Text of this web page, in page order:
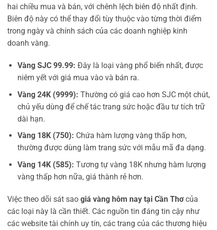
hai chiều mua và bán, với chênh lệch biên độ nhất định.
Biên độ này có thể thay đổi tùy thuộc vào từng thời điểm
trong ngày và chính sách của các doanh nghiệp kinh
doanh vàng.
Vàng SJC 99.99: Đây là loại vàng phổ biến nhất, được
niêm yết với giá mua vào và bán ra.
Vàng 24K (9999): Thường có giá cao hơn SJC một chút,
chủ yếu dùng để chế tác trang sức hoặc đầu tư tích trữ
dài hạn.
Vàng 18K (750): Chứa hàm lượng vàng thấp hơn,
thường được dùng làm trang sức với mẫu mã đa dạng.
Vàng 14K (585): Tương tự vàng 18K nhưng hàm lượng
vàng thấp hơn nữa, giá thành rẻ hơn.
Việc theo dõi sát sao giá vàng hôm nay tại Cần Thơcủa
các loại này là cần thiết. Các nguồn tin đáng tin cậy như
các website tài chính uy tín, các trang của các thương hiệu